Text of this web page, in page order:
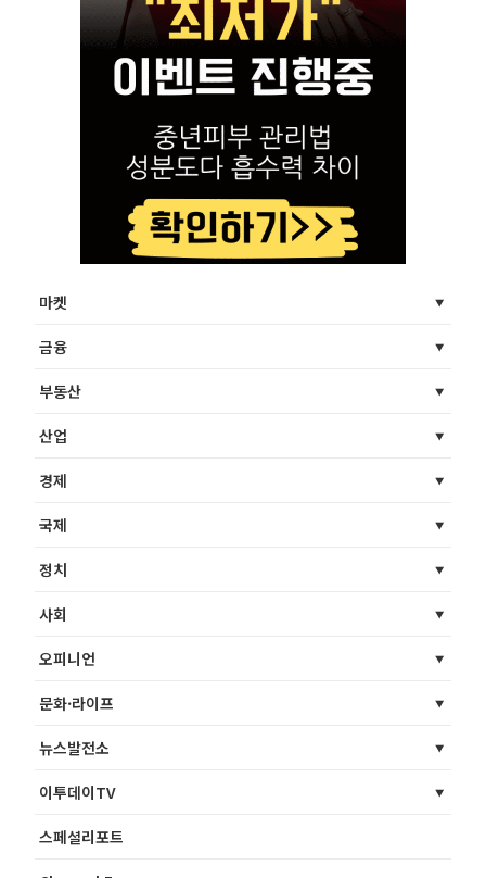
마켓
금융
부동산
산업
경제
국제
정치
사회
오피니언
문화·라이프
뉴스발전소
이투데이TV
스페셜리포트